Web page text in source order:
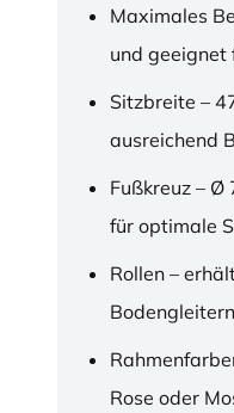
Maximales
und geeignet
Sitzbreite –
ausreichend
Fußkreuz – Ø
für optimale
Rollen –
Rose oder